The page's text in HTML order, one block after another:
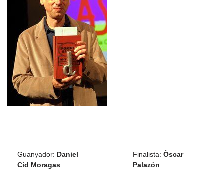
Guanyador: Daniel
Cid Moragas
Finalista: Òscar
Palazón